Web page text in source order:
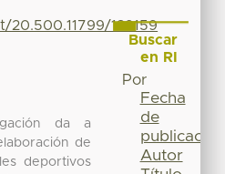
20.500.11799/139159
da a
de
deportivos
Buscar
en RI
Por
Fecha
de
publicación
Autor